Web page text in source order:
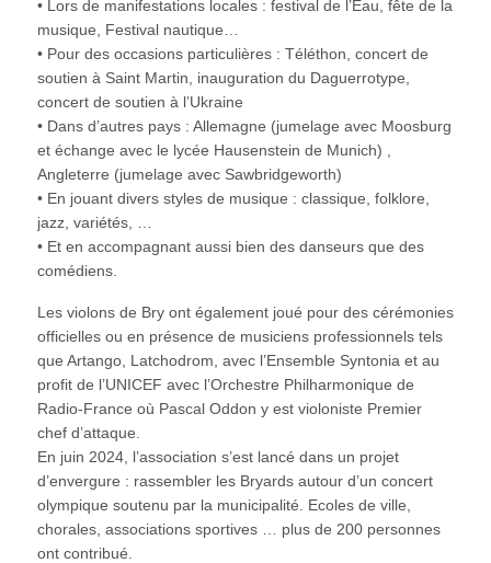
• Lors de manifestations locales : festival de l’Eau, fête de la
musique, Festival nautique…
• Pour des occasions particulières : Téléthon, concert de
soutien à Saint Martin, inauguration du Daguerrotype,
concert de soutien à l’Ukraine
• Dans d’autres pays : Allemagne (jumelage avec Moosburg
et échange avec le lycée Hausenstein de Munich) ,
Angleterre (jumelage avec Sawbridgeworth)
• En jouant divers styles de musique : classique, folklore,
jazz, variétés, …
• Et en accompagnant aussi bien des danseurs que des
comédiens.
Les violons de Bry ont également joué pour des cérémonies
officielles ou en présence de musiciens professionnels tels
que Artango, Latchodrom, avec l’Ensemble Syntonia et au
profit de l’UNICEF avec l’Orchestre Philharmonique de
Radio-France où Pascal Oddon y est violoniste Premier
chef d’attaque.
En juin 2024, l’association s’est lancé dans un projet
d’envergure : rassembler les Bryards autour d’un concert
olympique soutenu par la municipalité. Ecoles de ville,
chorales, associations sportives … plus de 200 personnes
ont contribué.